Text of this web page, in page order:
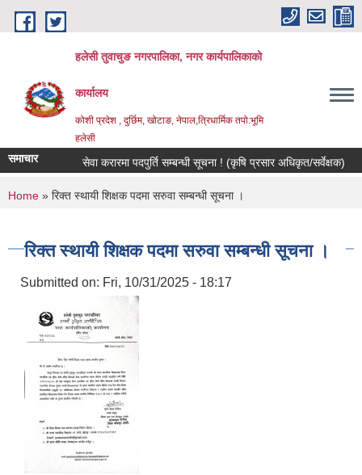
Skip to main content
हलेसी तुवाचुङ नगरपालिका, नगर कार्यपालिकाको
कार्यालय
कोशी प्रदेश , दुर्छिम, खोटाङ, नेपाल,त्रिधार्मिक तपो:भूमि
हलेसी
समाचार सेवा करारमा पदपुर्ति सम्बन्धी सूचना ! (कृषि प्रसार अधिकृत/सर्वेक्षक)
You are here
Home » रिक्त स्थायी शिक्षक पदमा सरुवा सम्बन्धी सूचना ।
रिक्त स्थायी शिक्षक पदमा सरुवा सम्बन्धी सूचना ।
Submitted on: Fri, 10/31/2025 - 18:17